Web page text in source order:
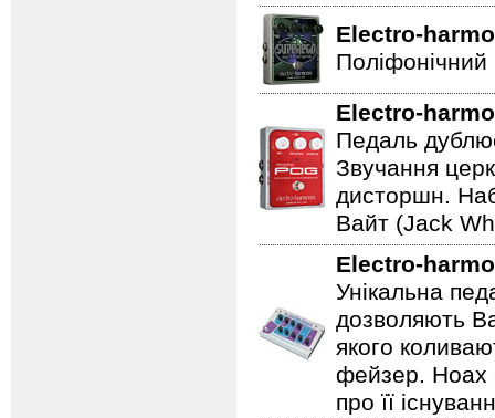
Electro-
Поліфонічний
Electro-
Педаль
Звучання
дисторшн.
Вайт (Jack
Electro-
Унікальна
дозволяють
якого
фейзер. Hoax
про її